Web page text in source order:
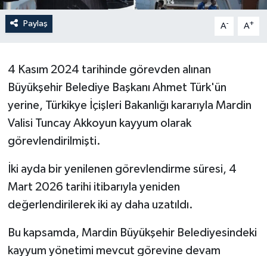
Paylaş A- A+
4 Kasım 2024 tarihinde görevden alınan
Büyükşehir Belediye Başkanı Ahmet Türk'ün
yerine, Türkikye İçişleri Bakanlığı kararıyla Mardin
Valisi Tuncay Akkoyun kayyum olarak
görevlendirilmişti.
İki ayda bir yenilenen görevlendirme süresi, 4
Mart 2026 tarihi itibarıyla yeniden
değerlendirilerek iki ay daha uzatıldı.
Bu kapsamda, Mardin Büyükşehir Belediyesindeki
kayyum yönetimi mevcut görevine devam